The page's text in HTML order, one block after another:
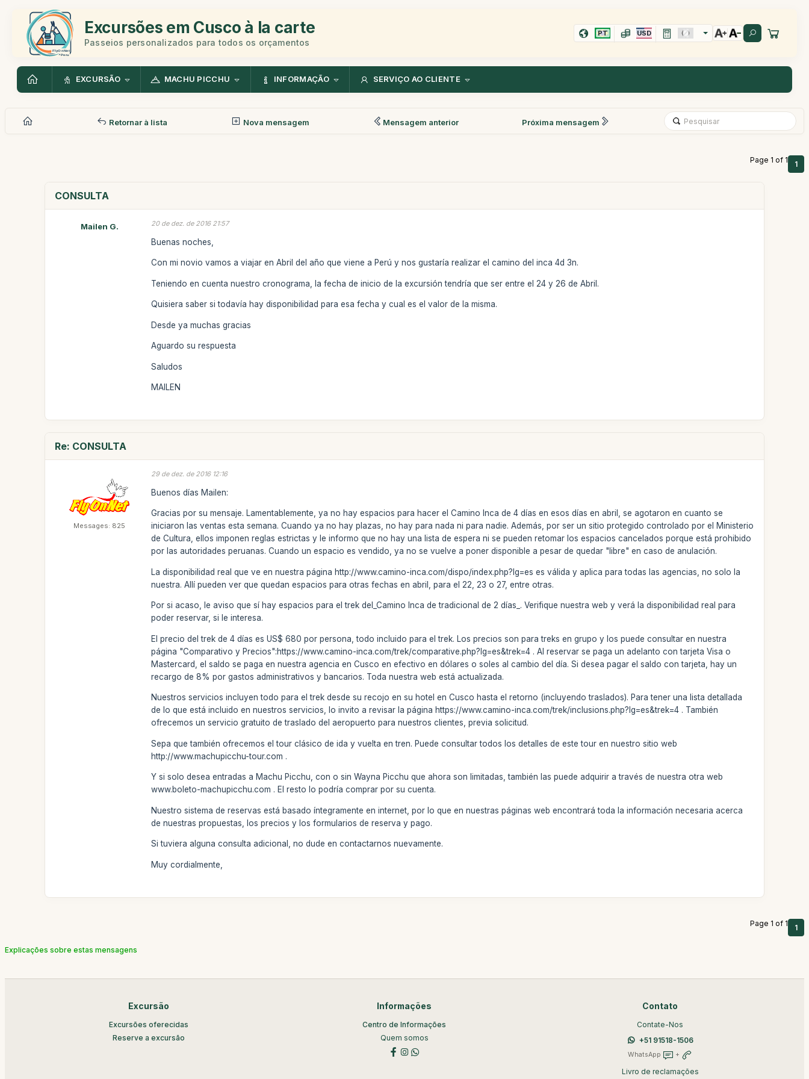
Excursões em Cusco à la carte
Passeios personalizados para todos os orçamentos
PT USD
EXCURSÃO MACHU PICCHU INFORMAÇÃO SERVIÇO AO CLIENTE
Retornar à lista Nova mensagem Mensagem anterior Próxima mensagem
Page 1 of 1 1
CONSULTA
Mailen G. 20 de dez. de 2016 21:57
Buenas noches,
Con mi novio vamos a viajar en Abril del año que viene a Perú y nos gustaría realizar el camino del inca 4d 3n.
Teniendo en cuenta nuestro cronograma, la fecha de inicio de la excursión tendría que ser entre el 24 y 26 de Abril.
Quisiera saber si todavía hay disponibilidad para esa fecha y cual es el valor de la misma.
Desde ya muchas gracias
Aguardo su respuesta
Saludos
MAILEN
Re: CONSULTA
Messages: 825
29 de dez. de 2016 12:16
Buenos días Mailen:
Gracias por su mensaje. Lamentablemente, ya no hay espacios para hacer el Camino Inca de 4 días en esos días en abril, se agotaron en cuanto se
iniciaron las ventas esta semana. Cuando ya no hay plazas, no hay para nada ni para nadie. Además, por ser un sitio protegido controlado por el Ministerio
de Cultura, ellos imponen reglas estrictas y le informo que no hay una lista de espera ni se pueden retomar los espacios cancelados porque está prohibido
por las autoridades peruanas. Cuando un espacio es vendido, ya no se vuelve a poner disponible a pesar de quedar "libre" en caso de anulación.
La disponibilidad real que ve en nuestra página http://www.camino-inca.com/dispo/index.php?lg=es es válida y aplica para todas las agencias, no solo la
nuestra. Allí pueden ver que quedan espacios para otras fechas en abril, para el 22, 23 o 27, entre otras.
Por si acaso, le aviso que sí hay espacios para el trek del_Camino Inca de tradicional de 2 días_. Verifique nuestra web y verá la disponibilidad real para
poder reservar, si le interesa.
El precio del trek de 4 días es US$ 680 por persona, todo incluido para el trek. Los precios son para treks en grupo y los puede consultar en nuestra
página "Comparativo y Precios":https://www.camino-inca.com/trek/comparative.php?lg=es&trek=4 . Al reservar se paga un adelanto con tarjeta Visa o
Mastercard, el saldo se paga en nuestra agencia en Cusco en efectivo en dólares o soles al cambio del día. Si desea pagar el saldo con tarjeta, hay un
recargo de 8% por gastos administrativos y bancarios. Toda nuestra web está actualizada.
Nuestros servicios incluyen todo para el trek desde su recojo en su hotel en Cusco hasta el retorno (incluyendo traslados). Para tener una lista detallada
de lo que está incluido en nuestros servicios, lo invito a revisar la página https://www.camino-inca.com/trek/inclusions.php?lg=es&trek=4 . También
ofrecemos un servicio gratuito de traslado del aeropuerto para nuestros clientes, previa solicitud.
Sepa que también ofrecemos el tour clásico de ida y vuelta en tren. Puede consultar todos los detalles de este tour en nuestro sitio web
http://www.machupicchu-tour.com .
Y si solo desea entradas a Machu Picchu, con o sin Wayna Picchu que ahora son limitadas, también las puede adquirir a través de nuestra otra web
www.boleto-machupicchu.com . El resto lo podría comprar por su cuenta.
Nuestro sistema de reservas está basado íntegramente en internet, por lo que en nuestras páginas web encontrará toda la información necesaria acerca
de nuestras propuestas, los precios y los formularios de reserva y pago.
Si tuviera alguna consulta adicional, no dude en contactarnos nuevamente.
Muy cordialmente,
Page 1 of 1 1
Explicações sobre estas mensagens
Excursão
Excursões oferecidas
Reserve a excursão
Informações
Centro de Informações
Quem somos
Contato
Contate-Nos
+51 91518-1506
WhatsApp +
Livro de reclamações